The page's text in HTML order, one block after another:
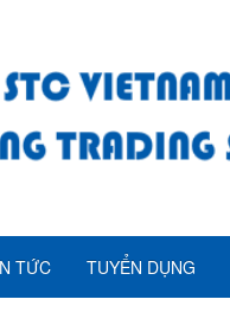
TỨC TUYỂN DỤNG